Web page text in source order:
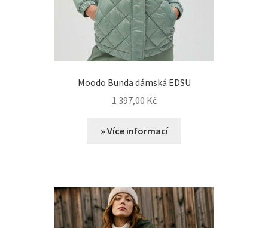
Moodo Bunda dámská EDSU
1 397,00 Kč
» Více informací